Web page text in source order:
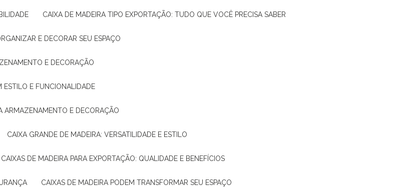
CAIXA DE MADEIRA TIPO EXPORTAÇÃO: TUDO QUE VOCÊ PRECISA SABER
E DECORAR SEU ESPAÇO
E DECORAÇÃO
ESTILO E FUNCIONALIDADE
ARMAZENAMENTO E DECORAÇÃO
CAIXA GRANDE DE MADEIRA: VERSATILIDADE E ESTILO
CAIXAS DE MADEIRA PARA EXPORTAÇÃO: QUALIDADE E BENEFÍCIOS
CAIXAS DE MADEIRA PODEM TRANSFORMAR SEU ESPAÇO